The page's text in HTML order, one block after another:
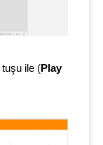
tuşu ile (Play